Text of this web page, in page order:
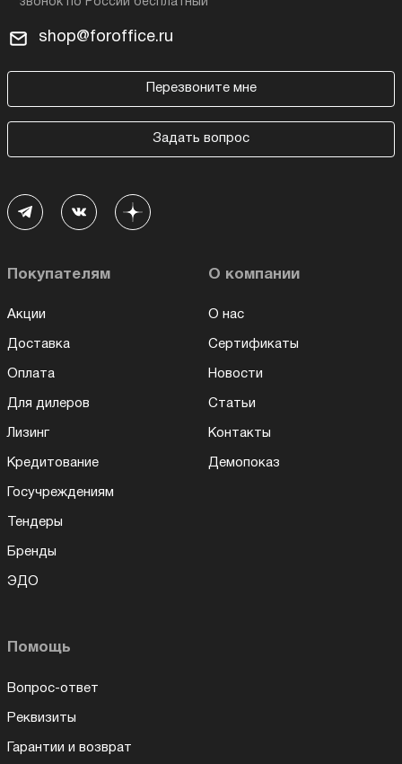
shop@foroffice.ru
Перезвоните мне
Задать вопрос
Покупателям
Акции
Доставка
Оплата
Для дилеров
Лизинг
Кредитование
Госучреждениям
Тендеры
Бренды
ЭДО
О компании
О нас
Сертификаты
Новости
Статьи
Контакты
Демопоказ
Помощь
Вопрос-ответ
Реквизиты
Гарантии и возврат